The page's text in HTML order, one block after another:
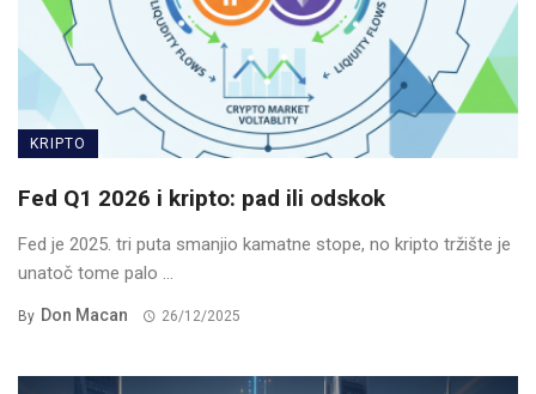
KRIPTO
Fed Q1 2026 i kripto: pad ili odskok
Fed je 2025. tri puta smanjio kamatne stope, no kripto tržište je
unatoč tome palo ...
By Don Macan 26/12/2025